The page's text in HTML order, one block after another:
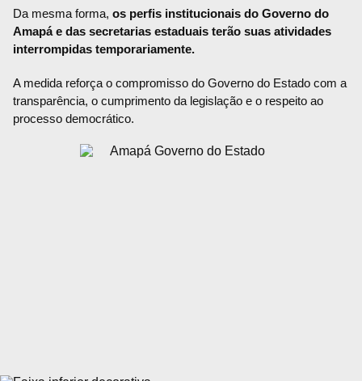
Da mesma forma, os perfis institucionais do Governo do
Amapá e das secretarias estaduais terão suas atividades
interrompidas temporariamente.
A medida reforça o compromisso do Governo do Estado com a
transparência, o cumprimento da legislação e o respeito ao
processo democrático.